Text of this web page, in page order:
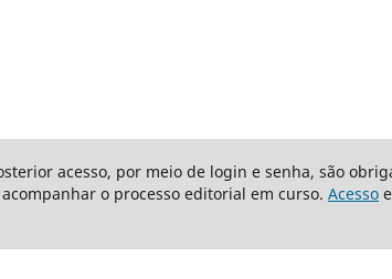
acesso, por meio de login e senha, são
o processo editorial em curso. Acesso